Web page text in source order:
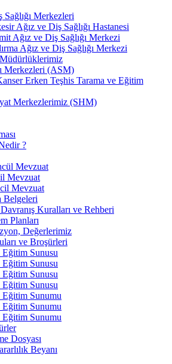
Sağlığı Merkezleri
Ağız ve Diş Sağlığı Hastanesi
Ağız ve Diş Sağlığı Merkezi
Ağız ve Diş Sağlığı Merkezi
Merkezleri (ASM)
Erken Teşhis Tarama ve Eğitim
Merkezlerimiz (SHM)
?
Mevzuat
Mevzuat
Mevzuat
Belgeleri
Kuralları ve Rehberi
Planları
Değerlerimiz
ve Broşürleri
Eğitim Sunusu
Eğitim Sunusu
Eğitim Sunusu
Eğitim Sunusu
Eğitim Sunumu
Eğitim Sunumu
Eğitim Sunumu
Dosyası
Beyanı